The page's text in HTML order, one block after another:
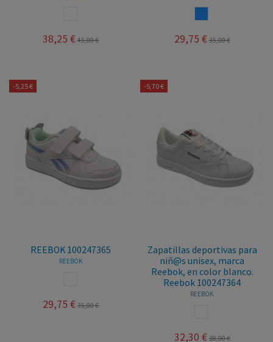
38,25 € 45,00 € 29,75 € 35,00 €
-5,25 €
REEBOK 100247365
REEBOK
29,75 € 35,00 €
-5,70 €
Zapatillas deportivas para
niñ@s unisex, marca
Reebok, en color blanco.
Reebok 100247364
REEBOK
32,30 € 38,00 €